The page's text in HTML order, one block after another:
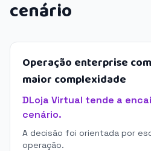
cenário
Operação enterprise
maior complexidade
DLoja Virtual tende a
cenário.
A decisão foi orientada por
operação.